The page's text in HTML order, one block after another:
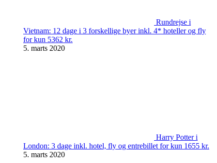
Rundrejse i
Vietnam: 12 dage i 3 forskellige byer inkl. 4* hoteller og fly
for kun 5362 kr.
5. marts 2020
Harry Potter i
London: 3 dage inkl. hotel, fly og entrebillet for kun 1655 kr.
5. marts 2020